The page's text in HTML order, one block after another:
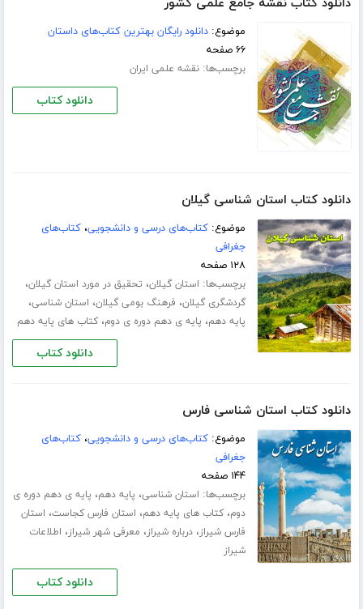
دانلود کتاب نقشه جامع علمی کشور
موضوع:دانلود رایگان بهترین کتاب‌های داستان
۶۶ صفحه
برچسب‌ها:نقشه علمی ایران
دانلود کتاب
دانلود کتاب استان شناسی گیلان
موضوع:کتاب‌های درسی و دانشجویی،کتاب‌های
جغرافی
۱۲۸ صفحه
برچسب‌ها: استان گیلان، تحقیق در مورد استان گیلان،
گردشگری گیلان، فرهنگ بومی گیلان، استان شناسی،
پایه دهم، پایه ی دهم دوره ی دوم،کتاب های پایه دهم
دانلود کتاب
دانلود کتاب استان شناسی فارس
موضوع:کتاب‌های درسی و دانشجویی،کتاب‌های
جغرافی
۱۴۴ صفحه
برچسب‌ها: استان شناسی، پایه دهم، پایه ی دهم دوره ی
دوم،کتاب های پایه دهم، استان فارس کجاست، استان
فارس شیراز،درباره شیراز، معرفی شهر شیراز، اطلاعات
شیراز
دانلود کتاب